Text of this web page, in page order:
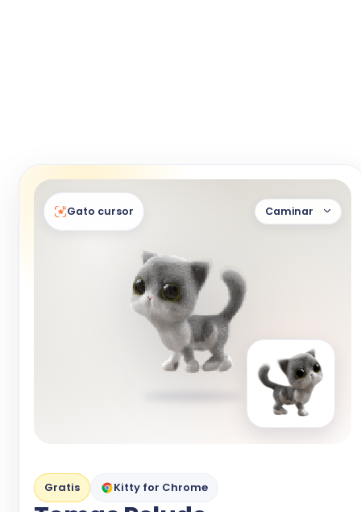
Gato cursor Caminar
Gratis Kitty for Chrome